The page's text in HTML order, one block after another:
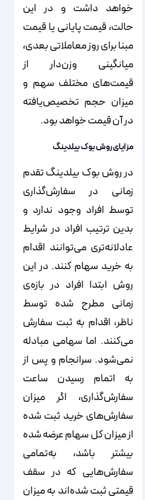
خواهد داشت و در این
حالت، قیمت پایانی یا قیمت
مبنا برای روز معاملاتی بعدی،
میانگینی وزن‌‌‌‌‌‌‌‌‌‌‌‌‌‌‌‌‌‌‌‌‌‌‌‌‌‌‌‌‌‌‌‌‌‌‌‌‌‌‌‌‌‌‌‌‌‌‌‌‌‌‌‌‌‌‌‌‌دار از
قیمت‌‌‌‌‌‌‌‌‌‌‌‌‌‌‌‌‌‌‌‌‌‌‌‌‌‌‌‌‌‌‌‌‌‌‌‌‌‌‌‌‌‌‌‌‌‌‌‌‌‌‌‌‌‌‌‌‌های مختلف سهم و
میزان حجم تخصیص‌‌‌‌‌‌‌‌‌‌‌‌‌‌‌‌‌‌‌‌‌‌‌‌‌‌‌‌‌‌‌‌‌‌‌‌‌‌‌‌‌‌‌‌‌‌‌‌‌‌‌‌‌‌‌‌‌یافته‌‌‌‌‌‌‌‌‌‌‌‌‌‌‌‌‌‌‌‌‌‌‌‌‌‌‌‌‌‌‌‌‌‌‌‌‌‌‌‌‌‌‌‌‌‌‌‌‌‌‌‌‌‌‌‌‌
در آن قیمت خواهد بود.
مزایای روش بوک بیلدینگ
در روش بوک بیلدینگ تقدم
زمانی در سفارش‌‌‌‌‌‌‌‌‌‌‌‌‌‌‌‌‌‌‌‌‌‌‌‌‌‌‌‌‌‌‌‌‌‌‌‌‌‌‌‌‌‌‌‌‌‌‌‌‌‌‌‌‌‌‌‌‌گذاری
توسط افراد وجود ندارد و
بدین ترتیب افراد در شرایط
عادلانه‌‌‌‌‌‌‌‌‌‌‌‌‌‌‌‌‌‌‌‌‌‌‌‌‌‌‌‌‌‌‌‌‌‌‌‌‌‌‌‌‌‌‌‌‌‌‌‌‌‌‌‌‌‌‌‌‌تری می‌‌‌‌‌‌‌‌‌‌‌‌‌‌‌‌‌‌‌‌‌‌‌‌‌‌‌‌‌‌‌‌‌‌‌‌‌‌‌‌‌‌‌‌‌‌‌‌‌‌‌‌‌‌‌‌‌توانند اقدام
به خرید سهام کنند. در این
روش ابتدا افراد در بازه‌‌‌‌‌‌‌‌‌‌‌‌‌‌‌‌‌‌‌‌‌‌‌‌‌‌‌‌‌‌‌‌‌‌‌‌‌‌‌‌‌‌‌‌‌‌‌‌‌‌‌‌‌‌‌‌‌ی
زمانی مطرح شده توسط
ناظر، اقدام به ثبت سفارش
می‌‌‌‌‌‌‌‌‌‌‌‌‌‌‌‌‌‌‌‌‌‌‌‌‌‌‌‌‌‌‌‌‌‌‌‌‌‌‌‌‌‌‌‌‌‌‌‌‌‌‌‌‌‌‌‌‌کنند. اما سهامی مبادله
نمی‌‌‌‌‌‌‌‌‌‌‌‌‌‌‌‌‌‌‌‌‌‌‌‌‌‌‌‌‌‌‌‌‌‌‌‌‌‌‌‌‌‌‌‌‌‌‌‌‌‌‌‌‌‌‌‌‌شود. سرانجام و پس از
به اتمام رسیدن ساعت
سفارش‌‌‌‌‌‌‌‌‌‌‌‌‌‌‌‌‌‌‌‌‌‌‌‌‌‌‌‌‌‌‌‌‌‌‌‌‌‌‌‌‌‌‌‌‌‌‌‌‌‌‌‌‌‌‌‌‌گذاری، اگر میزان
سفارش‌‌‌‌‌‌‌‌‌‌‌‌‌‌‌‌‌‌‌‌‌‌‌‌‌‌‌‌‌‌‌‌‌‌‌‌‌‌‌‌‌‌‌‌‌‌‌‌‌‌‌‌‌‌‌‌‌های خرید ثبت شده
از میزان کل سهام عرضه شده
بیشتر باشد، به‌تمامی
سفارش‌‌‌‌‌‌‌‌‌‌‌‌‌‌‌‌‌‌‌‌‌‌‌‌‌‌‌‌‌‌‌‌‌‌‌‌‌‌‌‌‌‌‌‌‌‌‌‌‌‌‌‌‌‌‌‌‌هایی که در سقف
قیمتی ثبت شده‌‌‌‌‌‌‌‌‌‌‌‌‌‌‌‌‌‌‌‌‌‌‌‌‌‌‌‌‌‌‌‌‌‌‌‌‌‌‌‌‌‌‌‌‌‌‌‌‌‌‌‌‌‌‌‌‌اند به میزان